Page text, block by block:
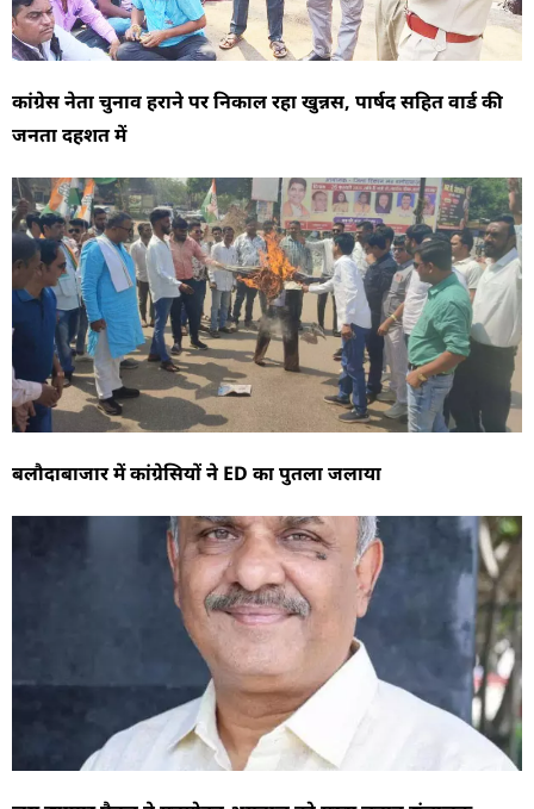
कांग्रेस नेता चुनाव हराने पर निकाल रहा खुन्नस, पार्षद सहित वार्ड की
जनता दहशत में
बलौदाबाजार में कांग्रेसियों ने ED का पुतला जलाया